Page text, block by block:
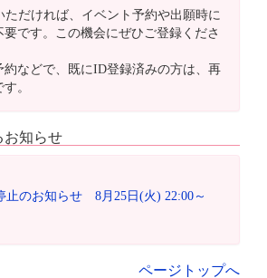
だければ、イベント予約や出願時に
です。この機会にぜひご登録くださ
などで、既にID登録済みの方は、再
。
お知らせ
止のお知らせ 8月25日(火) 22:00～
ページトップへ